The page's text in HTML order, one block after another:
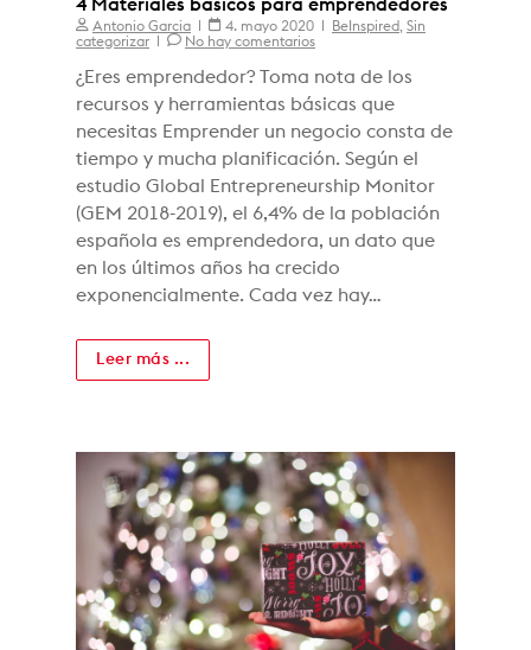
4 Materiales básicos para emprendedores
Antonio Garcia 4. mayo 2020 BeInspired Sin
categorizar
No hay comentarios
¿Eres emprendedor? Toma nota de los
recursos y herramientas básicas que
necesitas Emprender un negocio consta de
tiempo y mucha planificación. Según el
estudio Global Entrepreneurship Monitor
(GEM 2018-2019), el 6,4% de la población
española es emprendedora, un dato que
en los últimos años ha crecido
exponencialmente. Cada vez hay…
Leer más ...